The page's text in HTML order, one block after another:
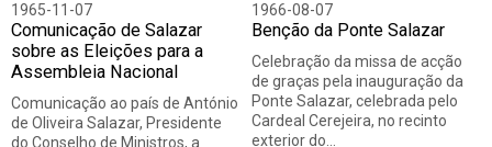
1965-11-07
Comunicação de Salazar
sobre as Eleições para a
Assembleia Nacional
Comunicação ao país de António
de Oliveira Salazar, Presidente
do Conselho de Ministros, a
1966-08-07
Benção da Ponte Salazar
Celebração da missa de acção
de graças pela inauguração da
Ponte Salazar, celebrada pelo
Cardeal Cerejeira, no recinto
exterior do…